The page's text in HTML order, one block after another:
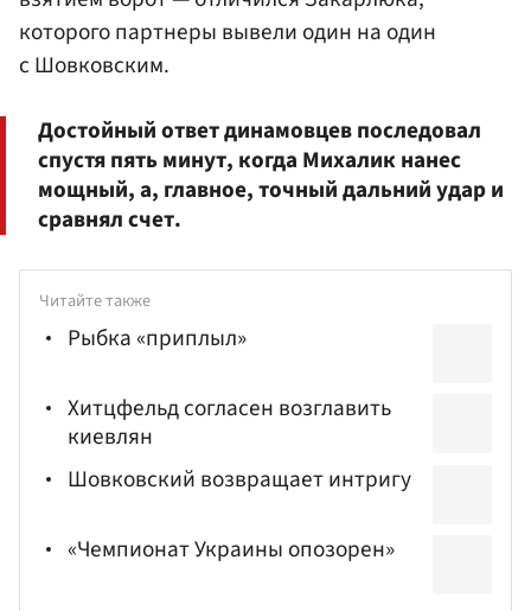
которого партнеры вывели один на один
с Шовковским.
Достойный ответ динамовцев последовал
спустя пять минут, когда Михалик нанес
мощный, а, главное, точный дальний удар и
сравнял счет.
Читайте также
Рыбка «приплыл»
Хитцфельд согласен возглавить
киевлян
Шовковский возвращает интригу
«Чемпионат Украины опозорен»